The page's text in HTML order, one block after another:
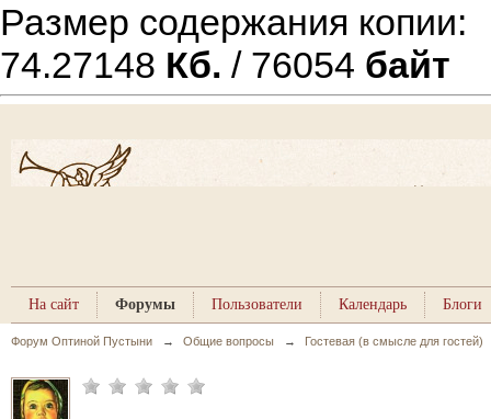
Размер содержания
74.27148 Кб. / 76054 байт
На сайт Форумы Пользователи Календарь Блоги
Форум Оптиной Пустыни → Общие вопросы → Гостевая (в смысле для гостей)